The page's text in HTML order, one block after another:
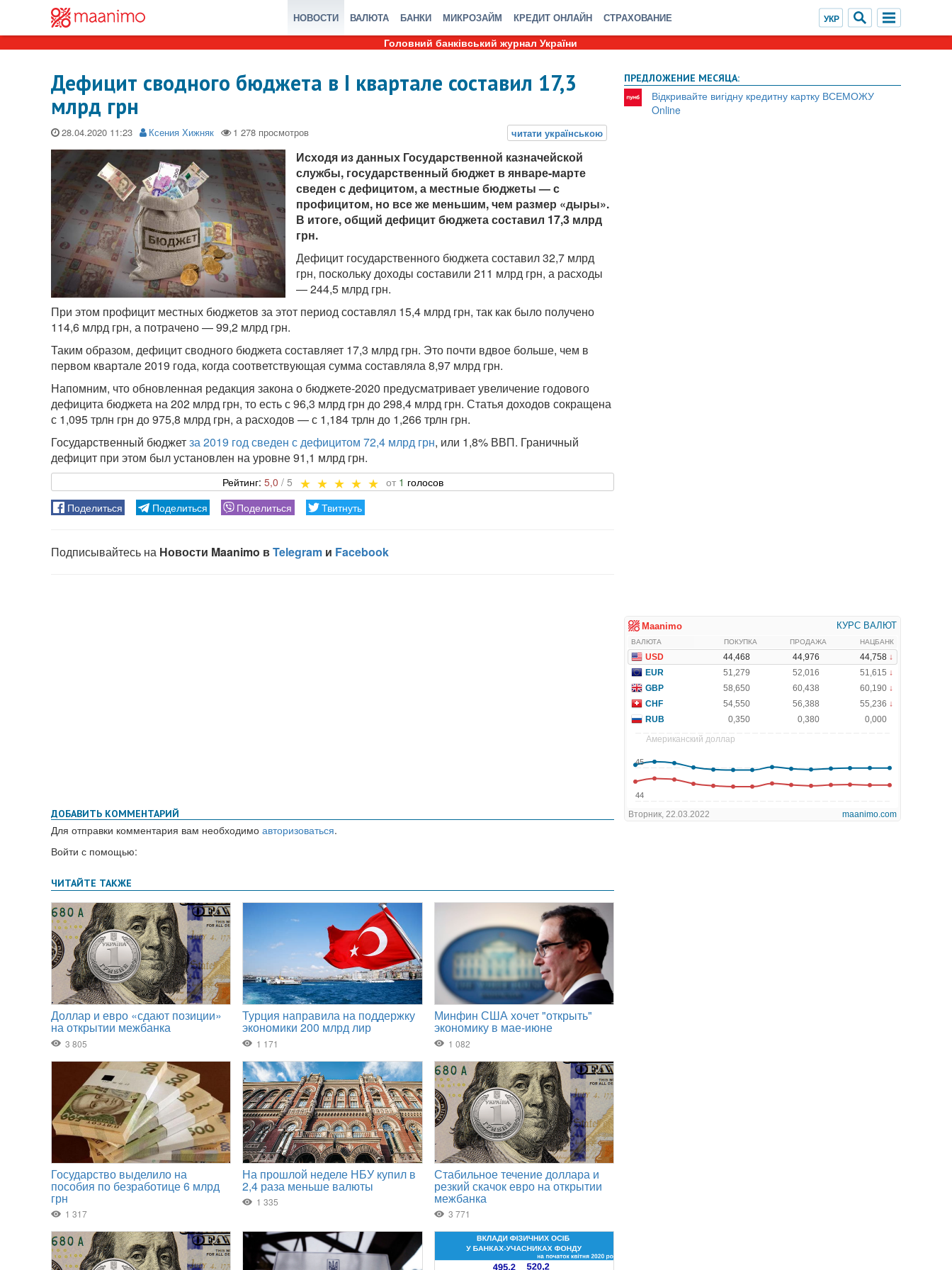
НОВОСТИ ВАЛЮТА БАНКИ МИКРОЗАЙМ КРЕДИТ ОНЛАЙН СТРАХОВАНИЕ
Головний банківський журнал України
Дефицит сводного бюджета в I квартале составил 17,3
млрд грн
28.04.2020 Ксения Хижняк
Исходя из данных Государственной казначейской
службы, государственный бюджет в январе-марте
сведен с дефицитом, а местные бюджеты — с
профицитом, но все же меньшим, чем размер «дыры».
В итоге, общий дефицит бюджета составил 17,3 млрд
грн.
Дефицит государственного бюджета составил 32,7 млрд
грн, поскольку доходы составили 211 млрд грн, а расходы
— 244,5 млрд грн.
При этом профицит местных бюджетов за этот период составлял 15,4 млрд грн, так как было получено
114,6 млрд грн, а потрачено — 99,2 млрд грн.
Таким образом, дефицит сводного бюджета составляет 17,3 млрд грн. Это почти вдвое больше, чем в
первом квартале 2019 года, когда соответствующая сумма составляла 8,97 млрд грн.
Напомним, что обновленная редакция закона о бюджете-2020 предусматривает увеличение годового
дефицита бюджета на 202 млрд грн, то есть с 96,3 млрд грн до 298,4 млрд грн. Статья доходов сокращена
с 1,095 трлн грн до 975,8 млрд грн, а расходов — с 1,184 трлн до 1,266 трлн грн.
Государственный бюджетза 2019 год сведен с дефицитом 72,4 млрд грн, или 1,8% ВВП. Граничный
дефицит при этом был установлен на уровне 91,1 млрд грн.
5,0 1
ДОБАВИТЬ КОММЕНТАРИЙ
Для отправки комментария вам необходимо авторизоваться.
Войти с помощью:
ПРЕДЛОЖЕНИЕ МЕСЯЦА:
Відкривайте вигідну кредитну картку ВСЕМОЖУ
Online